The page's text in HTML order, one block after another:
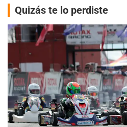
Quizás te lo perdiste